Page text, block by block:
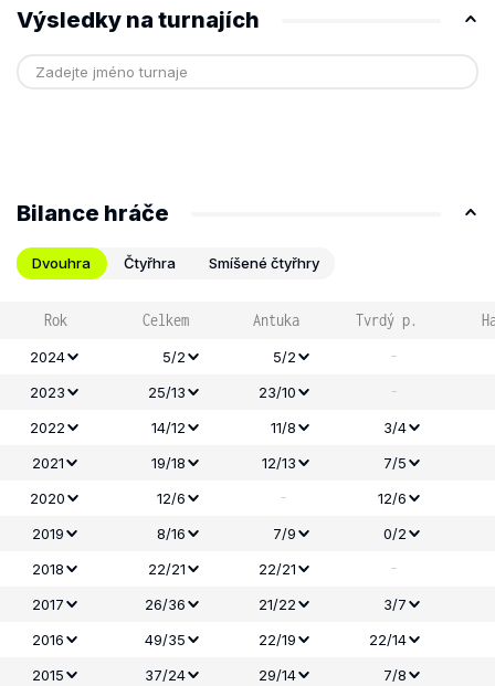
Výsledky na turnajích
Bilance hráče
Dvouhra Čtyřhra Smíšené čtyřhry
Rok Celkem Antuka Tvrdý p.
2024 5/2 5/2 -
2023 25/13 23/10 -
2022 14/12 11/8
3/4
2021
19/18 12/13
7/5
2020
12/6 -
12/6
2019
8/16 7/9
0/2
2018
22/21 22/21 -
2017 26/36 21/22 3/7
2016
49/35 22/19 22/14
2015
37/24 29/14
7/8